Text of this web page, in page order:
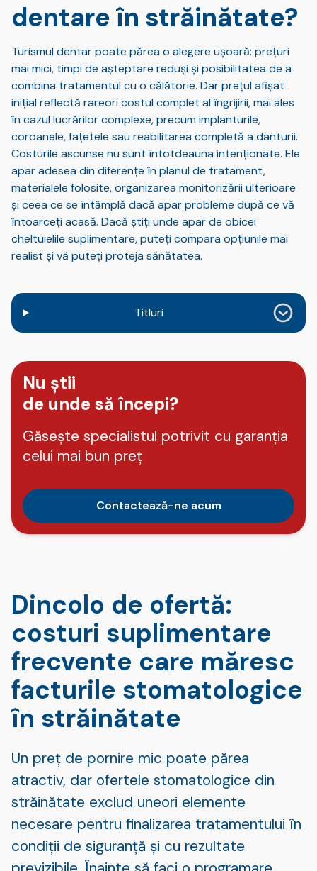
dentare în străinătate?
Turismul dentar poate părea o alegere ușoară: prețuri
mai mici, timpi de așteptare reduși și posibilitatea de a
combina tratamentul cu o călătorie. Dar prețul afișat
inițial reflectă rareori costul complet al îngrijirii, mai ales
în cazul lucrărilor complexe, precum implanturile,
coroanele, fațetele sau reabilitarea completă a danturii.
Costurile ascunse nu sunt întotdeauna intenționate. Ele
apar adesea din diferențe în planul de tratament,
materialele folosite, organizarea monitorizării ulterioare
și ceea ce se întâmplă dacă apar probleme după ce vă
întoarceți acasă. Dacă știți unde apar de obicei
cheltuielile suplimentare, puteți compara opțiunile mai
realist și vă puteți proteja sănătatea.
Titluri
Nu știi
de unde să începi?
Găsește specialistul potrivit cu garanția
celui mai bun preț
Contactează-ne acum
Dincolo de ofertă:
costuri suplimentare
frecvente care măresc
facturile stomatologice
în străinătate
Un preț de pornire mic poate părea
atractiv, dar ofertele stomatologice din
străinătate exclud uneori elemente
necesare pentru finalizarea tratamentului în
condiții de siguranță și cu rezultate